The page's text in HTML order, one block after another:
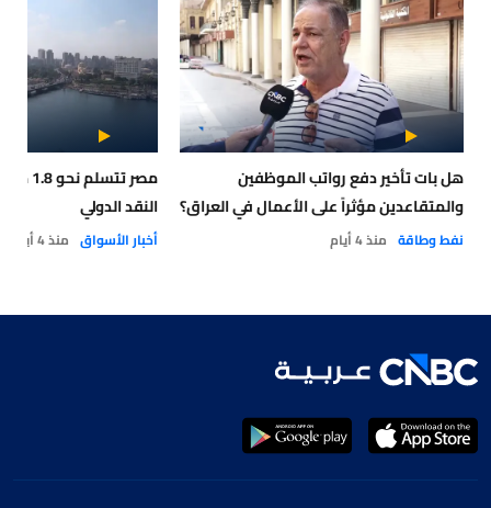
هل بات تأخير دفع رواتب الموظفين
والمتقاعدين مؤثراً على الأعمال في العراق؟
نفط وطاقة منذ 4 أيام
مصر
النقد الدولي
أخبار الأسواق منذ 4 أيام